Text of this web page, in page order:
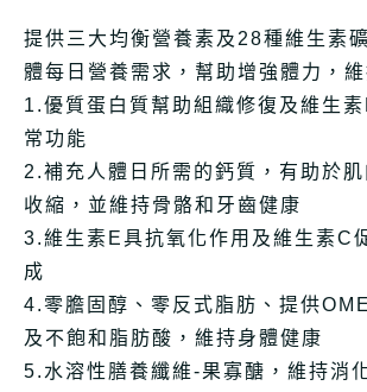
提供三大均衡營養素及28種維生素
體每日營養需求，幫助增強體力，
1.優質蛋白質幫助組織修復及維生
常功能
2.補充人體日所需的鈣質，有助於
收縮，並維持骨骼和牙齒健康
3.維生素E具抗氧化作用及維生素C
成
4.零膽固醇、零反式脂肪、提供
及不飽和脂肪酸，維持身體健康
5.水溶性膳養纖維-果寡醣，維持消